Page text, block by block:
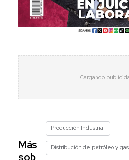
Más
sob
Producción Industrial
Distribución de petróleo y gas